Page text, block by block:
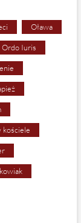
Oława
Ordo Iuris
kościele